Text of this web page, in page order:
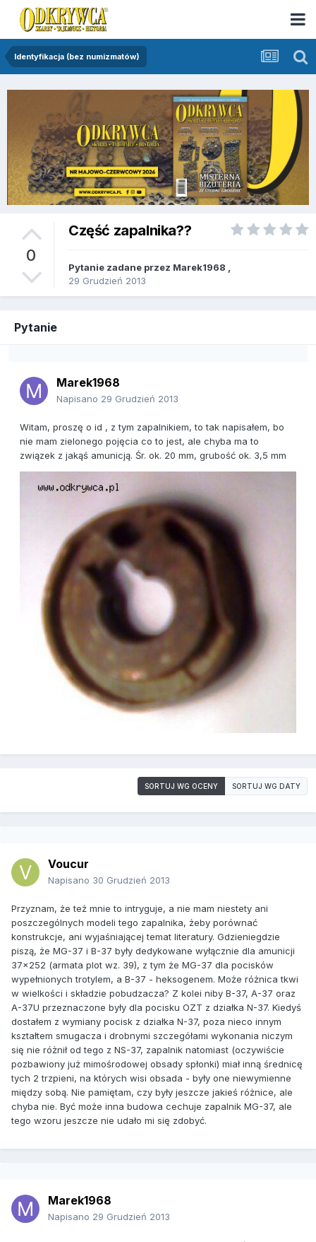
Identyfikacja (bez numizmatów)
0
Część zapalnika??
Pytanie zadane przez Marek1968
29 Grudzień 2013
Pytanie
Marek1968
Napisano 29 Grudzień 2013
Witam, proszę o id , z tym zapalnikiem, to tak napisałem, bo
nie mam zielonego pojęcia co to jest, ale chyba ma to
związek z jakąś amunicją. Śr. ok. 20 mm, grubość ok. 3,5 mm
SORTUJ WG OCENY SORTUJ WG DATY
Voucur
Napisano 30 Grudzień 2013
Przyznam, że też mnie to intryguje, a nie mam niestety ani
poszczególnych modeli tego zapalnika, żeby porównać
konstrukcje, ani wyjaśniającej temat literatury. Gdzieniegdzie
piszą, że MG-37 i B-37 były dedykowane wyłącznie dla amunicji
37x252 (armata plot wz. 39), z tym że MG-37 dla pocisków
wypełnionych trotylem, a B-37 - heksogenem. Może różnica tkwi
w wielkości i składzie pobudzacza? Z kolei niby B-37, A-37 oraz
A-37U przeznaczone były dla pocisku OZT z działka N-37. Kiedyś
dostałem z wymiany pocisk z działka N-37, poza nieco innym
kształtem smugacza i drobnymi szczegółami wykonania niczym
się nie różnił od tego z NS-37, zapalnik natomiast (oczywiście
pozbawiony już mimośrodowej obsady spłonki) miał inną średnicę
tych 2 trzpieni, na których wisi obsada - były one niewymienne
między sobą. Nie pamiętam, czy były jeszcze jakieś różnice, ale
chyba nie. Być może inna budowa cechuje zapalnik MG-37, ale
tego wzoru jeszcze nie udało mi się zdobyć.
Marek1968
Napisano 29 Grudzień 2013